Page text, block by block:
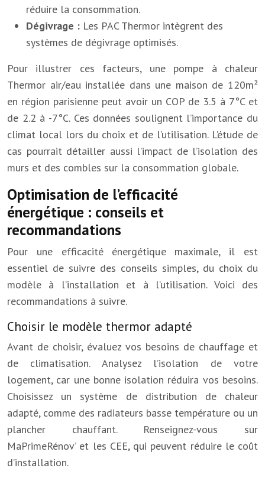
réduire la consommation.
Dégivrage : Les PAC Thermor intègrent des
systèmes de dégivrage optimisés.
Pour illustrer ces facteurs, une pompe à chaleur
Thermor air/eau installée dans une maison de 120m²
en région parisienne peut avoir un COP de 3.5 à 7°C et
de 2.2 à -7°C. Ces données soulignent l’importance du
climat local lors du choix et de l’utilisation. L’étude de
cas pourrait détailler aussi l’impact de l’isolation des
murs et des combles sur la consommation globale.
Optimisation de l’efficacité
énergétique : conseils et
recommandations
Pour une efficacité énergétique maximale, il est
essentiel de suivre des conseils simples, du choix du
modèle à l’installation et à l’utilisation. Voici des
recommandations à suivre.
Choisir le modèle thermor adapté
Avant de choisir, évaluez vos besoins de chauffage et
de climatisation. Analysez l’isolation de votre
logement, car une bonne isolation réduira vos besoins.
Choisissez un système de distribution de chaleur
adapté, comme des radiateurs basse température ou un
plancher chauffant. Renseignez-vous sur
MaPrimeRénov’ et les CEE, qui peuvent réduire le coût
d’installation.